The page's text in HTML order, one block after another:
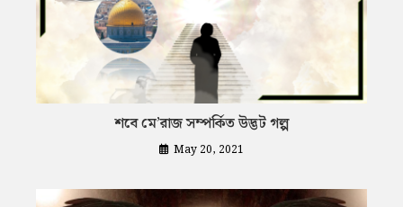
শবে মে’রাজ সম্পর্কিত উদ্ভট গল্প
May 20, 2021